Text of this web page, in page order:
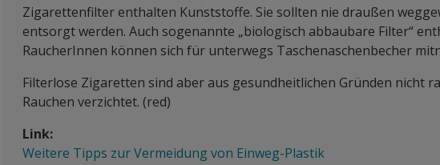
Zigarettenfilter enthalten Kunststoffe. Sie sollten nie draußen
entsorgt werden. Auch sogenannte „biologisch abbaubare Filter“
RaucherInnen können sich für unterwegs Taschenaschenbecher
Filterlose Zigaretten sind aber aus gesundheitlichen Gründen nicht
Rauchen verzichtet. (red)
Link:
Weitere Tipps zur Vermeidung von Einweg-Plastik